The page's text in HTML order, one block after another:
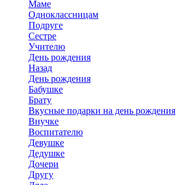
Маме
Одноклассницам
Подруге
Сестре
Учителю
День рождения
Назад
День рождения
Бабушке
Брату
Вкусные подарки на день рождения
Внучке
Воспитателю
Девушке
Дедушке
Дочери
Другу